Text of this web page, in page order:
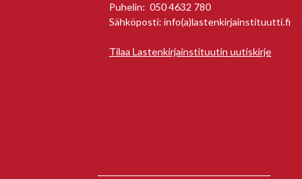
Puhelin: 050 4632 780
Sähköposti: info(a)lastenkirjainstituutti.fi
Tilaa Lastenkirjainstituutin uutiskirje